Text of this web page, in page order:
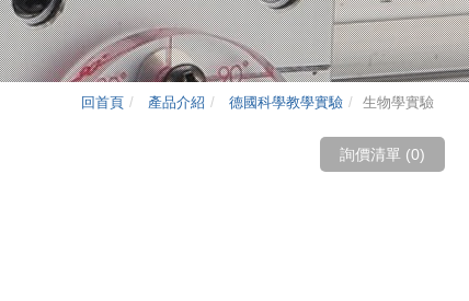
回首頁 產品介紹 德國科學教學實驗 生物學實驗
詢價清單 (0)